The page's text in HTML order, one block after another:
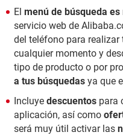
El menú de búsqueda
servicio web de
del teléfono para
cualquier momento y
tipo de producto o por
a tus búsquedas ya que
Incluye descuentos para
aplicación, así como
será muy útil activar las